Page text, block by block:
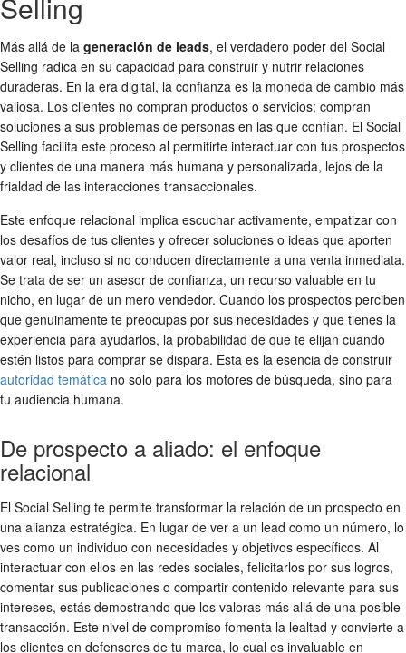
Más allá de la generación de leads, el verdadero poder del Social
Selling radica en su capacidad para construir y nutrir relaciones
duraderas. En la era digital, la confianza es la moneda de cambio más
valiosa. Los clientes no compran productos o servicios; compran
soluciones a sus problemas de personas en las que confían. El Social
Selling facilita este proceso al permitirte interactuar con tus prospectos
y clientes de una manera más humana y personalizada, lejos de la
frialdad de las interacciones transaccionales.
Este enfoque relacional implica escuchar activamente, empatizar con
los desafíos de tus clientes y ofrecer soluciones o ideas que aporten
valor real, incluso si no conducen directamente a una venta inmediata.
Se trata de ser un asesor de confianza, un recurso valuable en tu
nicho, en lugar de un mero vendedor. Cuando los prospectos perciben
que genuinamente te preocupas por sus necesidades y que tienes la
experiencia para ayudarlos, la probabilidad de que te elijan cuando
estén listos para comprar se dispara. Esta es la esencia de construir
autoridad temática no solo para los motores de búsqueda, sino para
tu audiencia humana.
De prospecto a aliado: el enfoque
relacional
El Social Selling te permite transformar la relación de un prospecto en
una alianza estratégica. En lugar de ver a un lead como un número, lo
ves como un individuo con necesidades y objetivos específicos. Al
interactuar con ellos en las redes sociales, felicitarlos por sus logros,
comentar sus publicaciones o compartir contenido relevante para sus
intereses, estás demostrando que los valoras más allá de una posible
transacción. Este nivel de compromiso fomenta la lealtad y convierte a
los clientes en defensores de tu marca, lo cual es invaluable en